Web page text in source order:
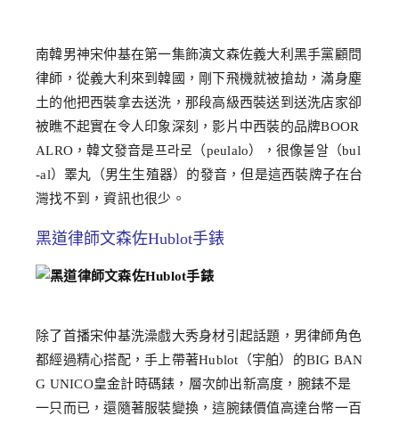
南韓男神宋仲基在第一集飾演文森佐義大利黑手黨顧問
律師，從義大利來到韓國，剛下飛機就被搶劫，滿身塵
土的他把西裝拿去送洗，那段高級西裝送到送洗店家卻
被瞧不起實在令人印象深刻，影片中西裝的品牌BOOR
ALRO，韓文發音是프라로（peulalo），很像불알（bul
-al）睪丸（男生生殖器）的發音，但是這西裝牌子在台
灣找不到，資訊也很少。
黑道律師文森佐Hublot手錶
除了首播宋仲基洗澡戲大秀身材引起話題，男律師角色
都經過精心搭配，手上帶著Hublot（宇舶）的BIG BAN
G UNICO皇金計時碼錶，層次帥出新高度，腕錶不是
一只而已，還隨著服裝變換，這腕錶價值高達台幣一百